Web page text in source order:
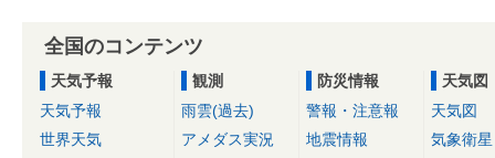
全国のコンテンツ
天気予報
天気予報
世界天気
観測
雨雲(過去)
アメダス実況
防災情報
警報・注意報
地震情報
天気図
天気図
気象衛星